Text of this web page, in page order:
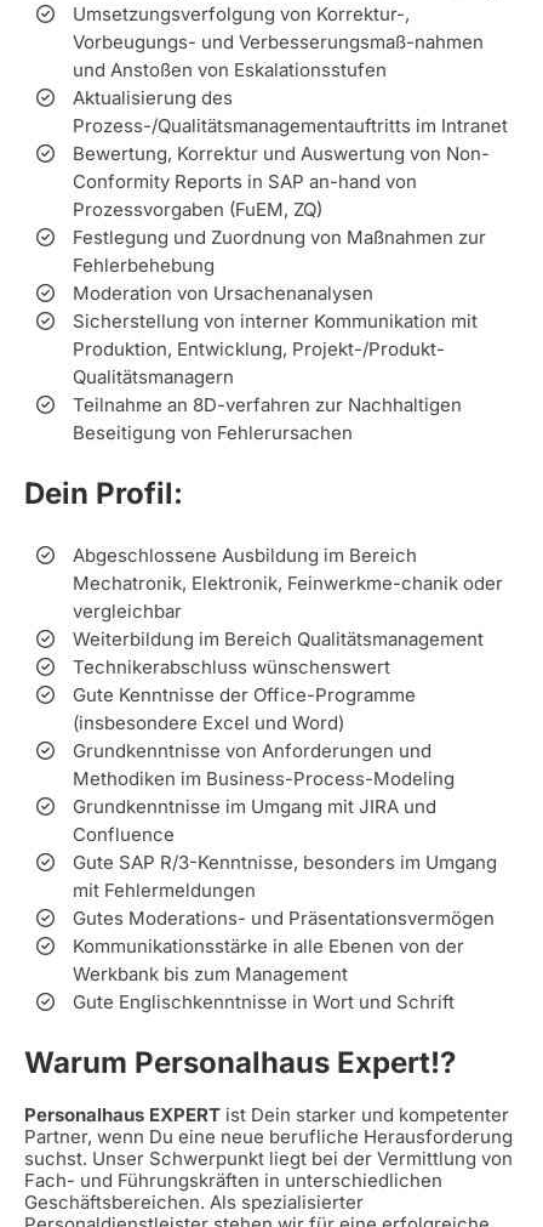
Umsetzungsverfolgung von Korrektur-,
Vorbeugungs- und Verbesserungsmaß-nahmen
und Anstoßen von Eskalationsstufen
Aktualisierung des
Prozess-/Qualitätsmanagementauftritts im Intranet
Bewertung, Korrektur und Auswertung von Non-
Conformity Reports in SAP an-hand von
Prozessvorgaben (FuEM, ZQ)
Festlegung und Zuordnung von Maßnahmen zur
Fehlerbehebung
Moderation von Ursachenanalysen
Sicherstellung von interner Kommunikation mit
Produktion, Entwicklung, Projekt-/Produkt-
Qualitätsmanagern
Teilnahme an 8D-verfahren zur Nachhaltigen
Beseitigung von Fehlerursachen
Dein Profil:
Abgeschlossene Ausbildung im Bereich
Mechatronik, Elektronik, Feinwerkme-chanik oder
vergleichbar
Weiterbildung im Bereich Qualitätsmanagement
Technikerabschluss wünschenswert
Gute Kenntnisse der Office-Programme
(insbesondere Excel und Word)
Grundkenntnisse von Anforderungen und
Methodiken im Business-Process-Modeling
Grundkenntnisse im Umgang mit JIRA und
Confluence
Gute SAP R/3-Kenntnisse, besonders im Umgang
mit Fehlermeldungen
Gutes Moderations- und Präsentationsvermögen
Kommunikationsstärke in alle Ebenen von der
Werkbank bis zum Management
Gute Englischkenntnisse in Wort und Schrift
Warum Personalhaus Expert!?
Personalhaus EXPERT ist Dein starker und kompetenter
Partner, wenn Du eine neue berufliche Herausforderung
suchst. Unser Schwerpunkt liegt bei der Vermittlung von
Fach- und Führungskräften in unterschiedlichen
Geschäftsbereichen. Als spezialisierter